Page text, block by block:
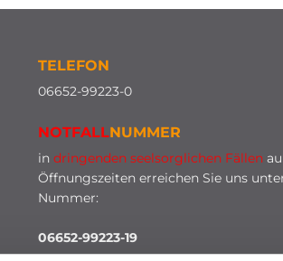
TELEFON
06652-99223-0
NOTFALLNUMMER
in dringenden seelsorglichen Fällen
Öffnungszeiten erreichen Sie uns
Nummer:
06652-99223-19